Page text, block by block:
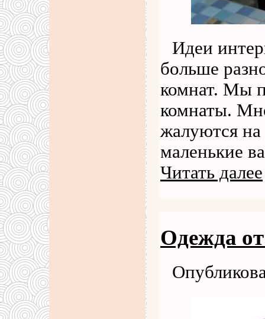
Идеи
больше
комнат. Мы
комнаты.
жалуются на
маленькие
Читать далее
Одежда